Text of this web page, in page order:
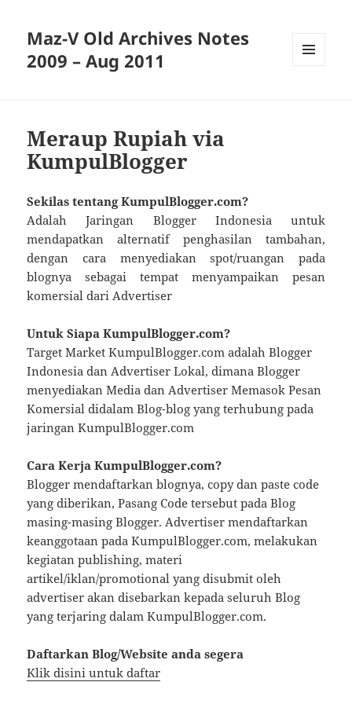
Maz-V Old Archives Notes
2009 – Aug 2011
Meraup Rupiah via
KumpulBlogger
Sekilas tentang KumpulBlogger.com?
Adalah Jaringan Blogger Indonesia untuk
mendapatkan alternatif penghasilan tambahan,
dengan cara menyediakan spot/ruangan pada
blognya sebagai tempat menyampaikan pesan
komersial dari Advertiser
Untuk Siapa KumpulBlogger.com?
Target Market KumpulBlogger.com adalah Blogger
Indonesia dan Advertiser Lokal, dimana Blogger
menyediakan Media dan Advertiser Memasok Pesan
Komersial didalam Blog-blog yang terhubung pada
jaringan KumpulBlogger.com
Cara Kerja KumpulBlogger.com?
Blogger mendaftarkan blognya, copy dan paste code
yang diberikan, Pasang Code tersebut pada Blog
masing-masing Blogger. Advertiser mendaftarkan
keanggotaan pada KumpulBlogger.com, melakukan
kegiatan publishing, materi
artikel/iklan/promotional yang disubmit oleh
advertiser akan disebarkan kepada seluruh Blog
yang terjaring dalam KumpulBlogger.com.
Daftarkan Blog/Website anda segera
Klik disini untuk daftar